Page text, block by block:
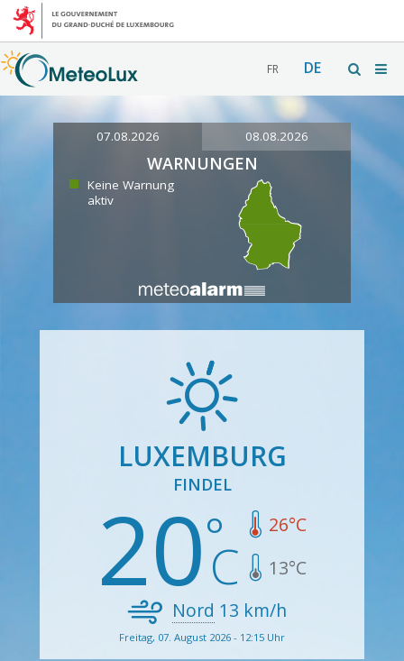
FR DE
07.08.2026 08.08.2026
WARNUNGEN
Keine Warnung
aktiv
LUXEMBURG
FINDEL
20 26°C
13°C
Nord 13 km/h
Freitag, 07. August 2026 - 12:15 Uhr